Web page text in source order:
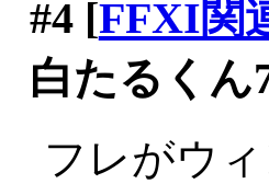
#4[FFXI関
白たるくん
フレがウ